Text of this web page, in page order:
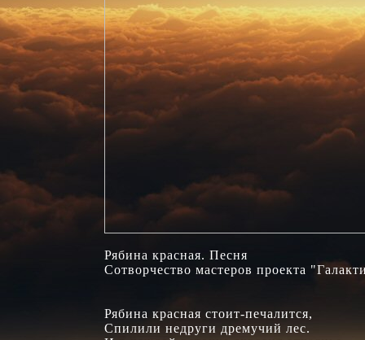
Рябина красная. Песня
Сотворчество мастеров проекта
Рябина красная стоит-печалится,
Спилили недруги дремучий лес.